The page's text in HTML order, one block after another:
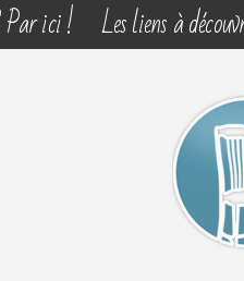
Par ici ! Les liens à